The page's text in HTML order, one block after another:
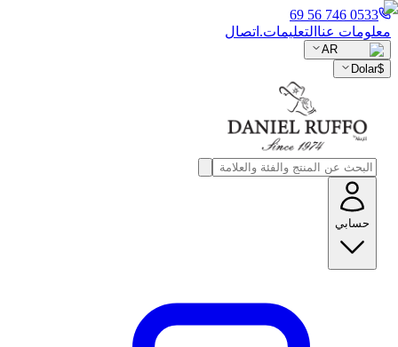
0533 746 56 69
معلومات عنا التعليمات. اتصال
AR
$
Dolar
حسابي